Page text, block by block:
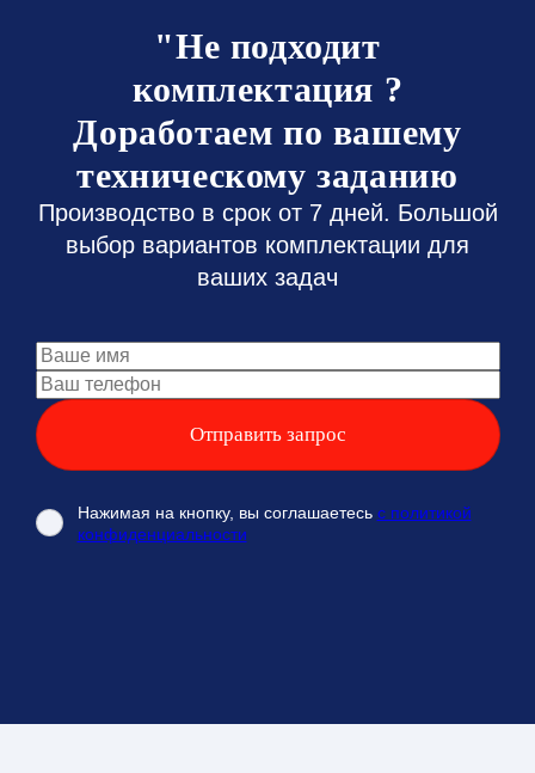
"Не подходит
комплектация ?
Доработаем по вашему
техническому заданию
Производство в срок от 7 дней. Большой
выбор вариантов комплектации для
ваших задач
Нажимая на кнопку, вы соглашаетесь с политикой
конфиденциальности